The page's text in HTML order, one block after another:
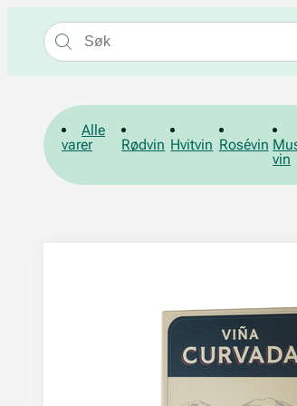
Alle
varer
Rødvin Hvitvin Rosévin
vin